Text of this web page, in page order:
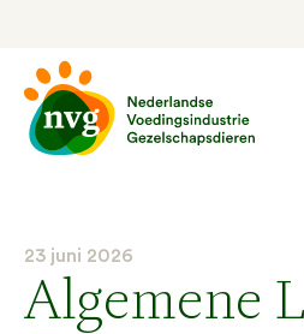
23 juni 2026
Algemene